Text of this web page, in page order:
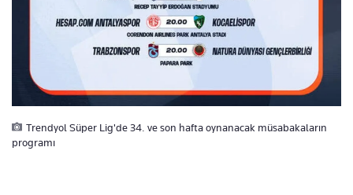
Trendyol Süper Lig'de 34. ve son hafta oynanacak müsabakaların
programı